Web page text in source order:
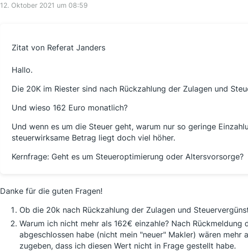
12. Oktober 2021 um 08:59
Zitat von Referat Janders
Hallo.
Die 20K im Riester sind nach Rückzahlung der Zulagen und
Und wieso 162 Euro monatlich?
Und wenn es um die Steuer geht, warum nur so geringe
steuerwirksame Betrag liegt doch viel höher.
Kernfrage: Geht es um Steueroptimierung oder Altersvorsorge?
Danke für die guten Fragen!
Ob die 20k nach Rückzahlung der Zulagen und
Warum ich nicht mehr als 162€ einzahle? Nach Rückmeldung
abgeschlossen habe (nicht mein "neuer" Makler) wären mehr
zugeben, dass ich diesen Wert nicht in Frage gestellt habe.